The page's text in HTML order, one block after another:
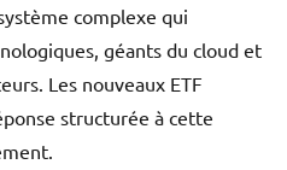
complexe qui
géants du cloud et
Les nouveaux ETF
structurée à cette